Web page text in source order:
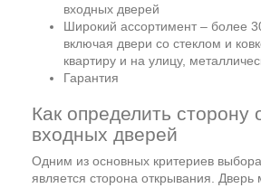
входных дверей
Широкий ассортимент – более
включая двери со стеклом и
квартиру и на улицу,
Гарантия
Как определить сторону
входных дверей
Одним из основных критериев
является сторона открывания. Дверь